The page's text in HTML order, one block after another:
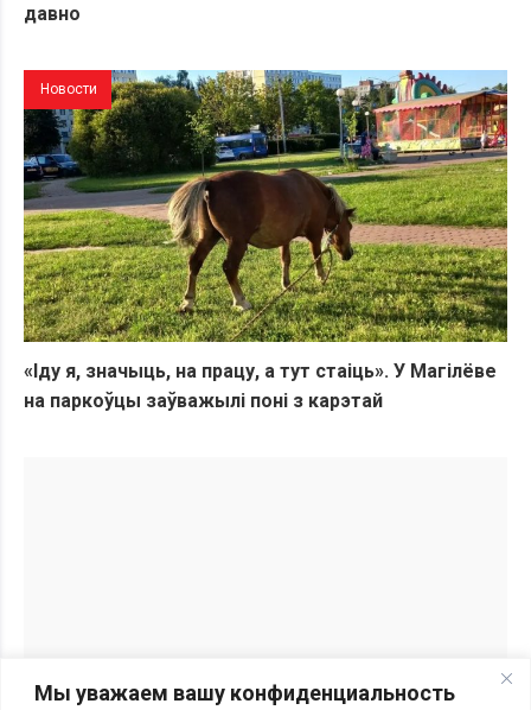
Мы уважаем вашу конфиденциальность
давно
Новости
«Іду я, значыць, на працу, а тут стаіць». У Магілёве
на паркоўцы заўважылі поні з карэтай